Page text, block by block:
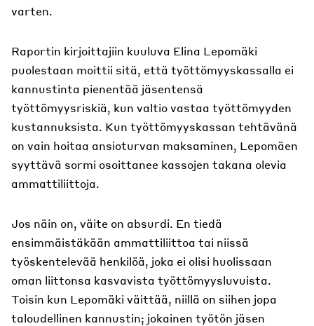
varten.
Raportin kirjoittajiin kuuluva Elina Lepomäki
puolestaan moittii sitä, että työttömyyskassalla ei
kannustinta pienentää jäsentensä
työttömyysriskiä, kun valtio vastaa työttömyyden
kustannuksista. Kun työttömyyskassan tehtävänä
on vain hoitaa ansioturvan maksaminen, Lepomäen
syyttävä sormi osoittanee kassojen takana olevia
ammattiliittoja.
Jos näin on, väite on absurdi. En tiedä
ensimmäistäkään ammattiliittoa tai niissä
työskentelevää henkilöä, joka ei olisi huolissaan
oman liittonsa kasvavista työttömyysluvuista.
Toisin kun Lepomäki väittää, niillä on siihen jopa
taloudellinen kannustin; jokainen työtön jäsen